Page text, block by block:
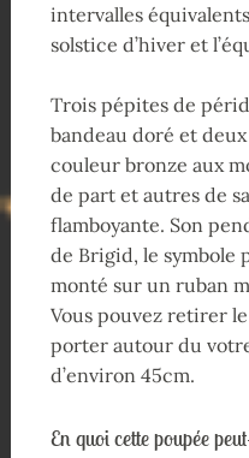
intervalles
solstice d’hiver et
Troispépites de
bandeau doré et
couleur bronze aux
de part et autres de
flamboyante. Son
de Brigid, le symbole
monté sur un ruban
Vous pouvez retirer
porter autour du
d’environ 45cm.
En quoi cette poupée